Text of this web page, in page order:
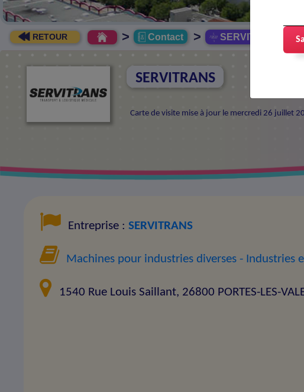
RETOUR > Contact > SERVITRANS
SERVITRANS
Carte de visite mise à jour le mercredi 26 juillet
Entreprise : SERVITRANS
Machines pour industries diverses - Industries
1540 Rue Louis Saillant, 26800 PORTES-LES-